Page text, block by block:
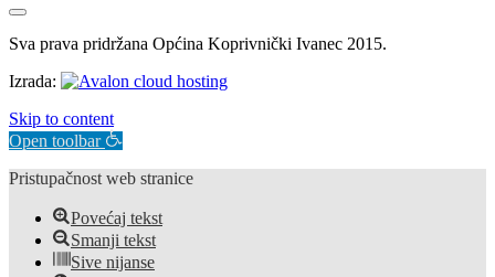
Sva prava pridržana Općina Koprivnički Ivanec 2015.
Izrada:
Skip to content
Open toolbar
Pristupačnost web stranice
Povećaj tekst
Smanji tekst
Sive nijanse